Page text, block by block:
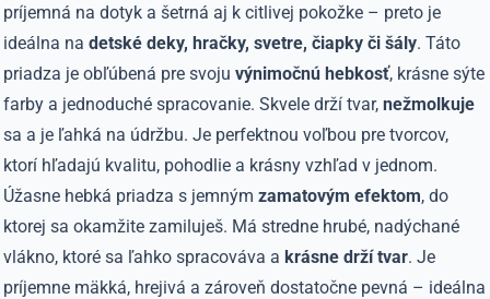
príjemná na dotyk a šetrná aj k citlivej pokožke – preto je
ideálna nadetské deky, hračky, svetre, čiapky či šály. Táto
priadza je obľúbená pre svojuvýnimočnú hebkosť, krásne sýte
farby a jednoduché spracovanie. Skvele drží tvar,nežmolkuje
sa a je ľahká na údržbu. Je perfektnou voľbou pre tvorcov,
ktorí hľadajú kvalitu, pohodlie a krásny vzhľad v jednom.
Úžasne hebká priadza s jemnýmzamatovým efektom, do
ktorej sa okamžite zamiluješ. Má stredne hrubé, nadýchané
vlákno, ktoré sa ľahko spracováva akrásne drží tvar. Je
príjemne mäkká, hrejivá a zároveň dostatočne pevná – ideálna